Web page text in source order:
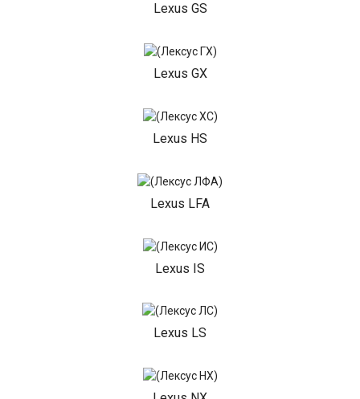
Lexus GS
Lexus GX
Lexus HS
Lexus LFA
Lexus IS
Lexus LS